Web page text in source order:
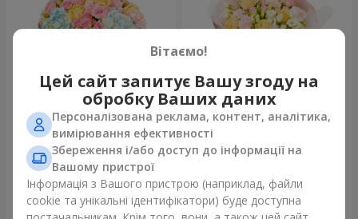
Букет "Ніжність світанку"
4 132 грн
Букет "Дотик ніжності"
2 699 грн
Вітаємо!
Цей сайт запитує Вашу згоду на
обробку Ваших даних
Персоналізована реклама, контент, аналітика,
вимірювання ефективності
Збереження і/або доступ до інформації на
Вашому пристрої
Інформація з Вашого пристрою (наприклад, файли
cookie та унікальні ідентифікатори) буде доступна